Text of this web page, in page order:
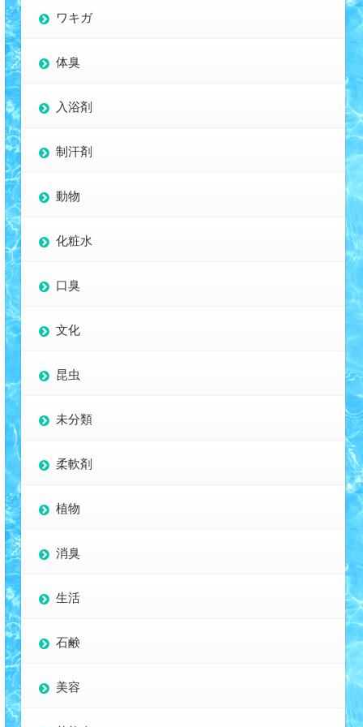
ワキガ
体臭
入浴剤
制汗剤
動物
化粧水
口臭
文化
昆虫
未分類
柔軟剤
植物
消臭
生活
石鹸
美容